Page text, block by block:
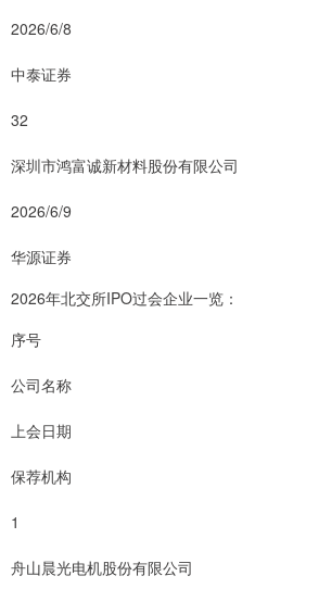
2026/6/8
中泰证券
32
深圳市鸿富诚新材料股份有限公司
2026/6/9
华源证券
2026年北交所IPO过会企业一览：
序号
公司名称
上会日期
保荐机构
1
舟山晨光电机股份有限公司